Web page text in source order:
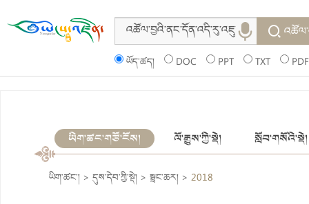
ཡོད་ཚད། DOC PPT TXT PDF
ཡིག་ཚང་གཙོ་ངོས། ལོ་རྒྱུས་ཀྱི་སྡེ། སློབ་གསོའི་སྡེ།
ཡིག་ཚང་། > དུས་དེབ་ཀྱི་སྡེ། > སྦྲང་ཆར། > 2018